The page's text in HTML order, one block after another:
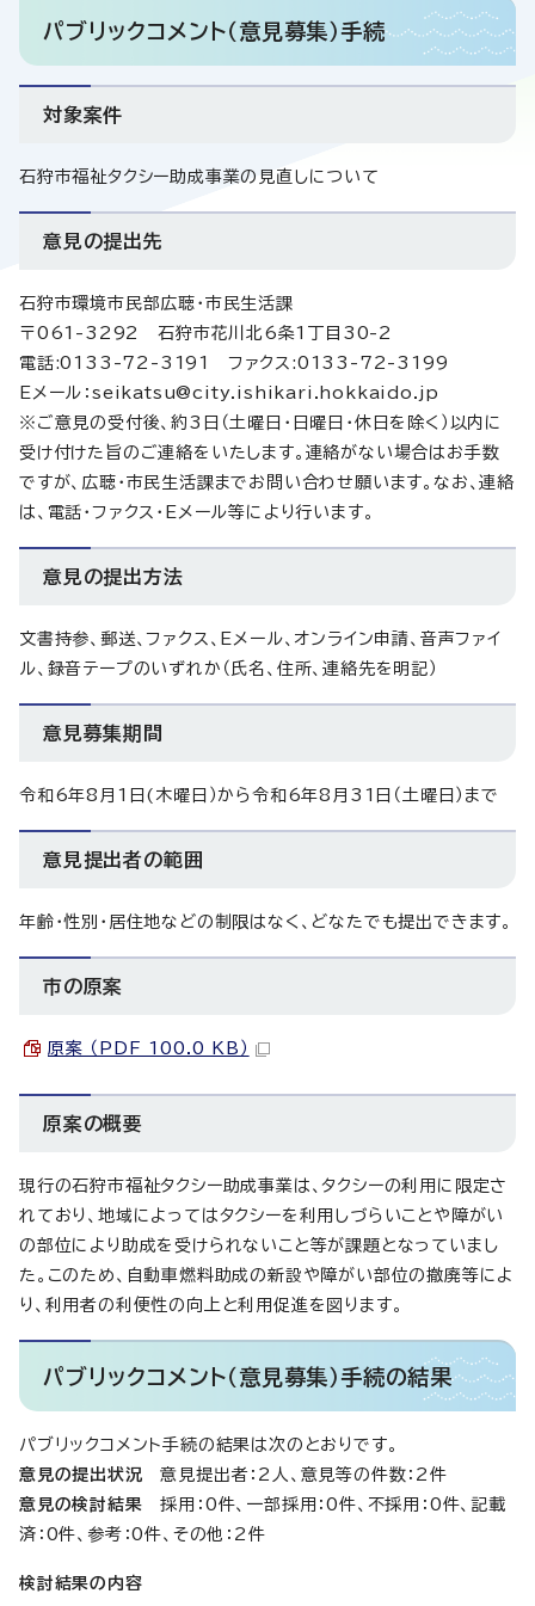
パブリックコメント（意見募集）手続
対象案件
石狩市福祉タクシー助成事業の見直しについて
意見の提出先
石狩市環境市民部広聴・市民生活課
〒061-3292 石狩市花川北6条1丁目30-2
電話:0133-72-3191 ファクス:0133-72-3199
Eメール：seikatsu@city.ishikari.hokkaido.jp
※ご意見の受付後、約3日（土曜日・日曜日・休日を除く）以内に
受け付けた旨のご連絡をいたします。連絡がない場合はお手数
ですが、広聴・市民生活課までお問い合わせ願います。なお、連絡
は、電話・ファクス・Eメール等により行います。
意見の提出方法
文書持参、郵送、ファクス、Eメール、オンライン申請、音声ファイ
ル、録音テープのいずれか（氏名、住所、連絡先を明記）
意見募集期間
令和6年8月1日(木曜日）から令和6年8月31日（土曜日）まで
意見提出者の範囲
年齢・性別・居住地などの制限はなく、どなたでも提出できます。
市の原案
原案 （PDF 100.0 KB）
原案の概要
現行の石狩市福祉タクシー助成事業は、タクシーの利用に限定さ
れており、地域によってはタクシーを利用しづらいことや障がい
の部位により助成を受けられないこと等が課題となっていまし
た。このため、自動車燃料助成の新設や障がい部位の撤廃等によ
り、利用者の利便性の向上と利用促進を図ります。
パブリックコメント（意見募集）手続の結果
パブリックコメント手続の結果は次のとおりです。
意見の提出状況 意見提出者：2人、意見等の件数：2件
意見の検討結果 採用：0件、一部採用：0件、不採用：0件、記載
済：0件、参考：0件、その他：2件
検討結果の内容